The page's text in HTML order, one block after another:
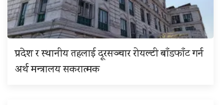
प्रदेश र स्थानीय तहलाई दूरसञ्चार रोयल्टी बाँडफाँट गर्न
अर्थ मन्त्रालय सकरात्मक